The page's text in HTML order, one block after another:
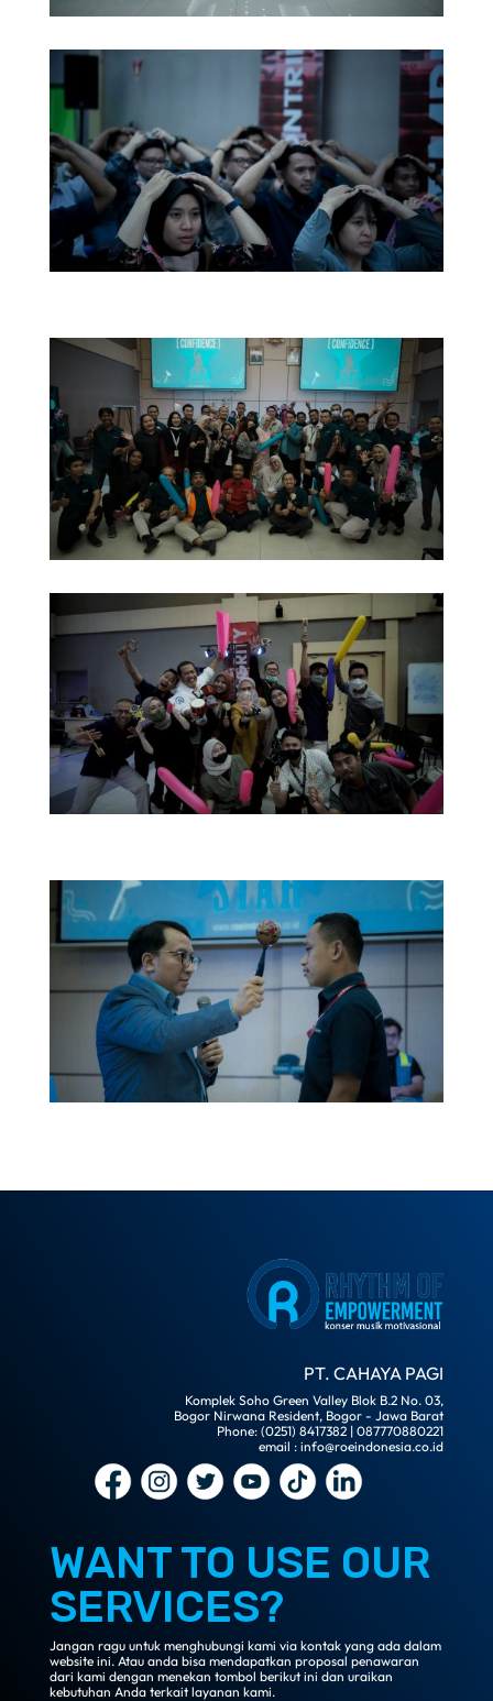
PT. CAHAYA PAGI
Komplek Soho Green Valley Blok B.2 No. 03,
Bogor Nirwana Resident, Bogor - Jawa Barat
Phone: (0251) 8417382 | 087770880221
email : info@roeindonesia.co.id
WANT TO USE OUR
SERVICES?
Jangan ragu untuk menghubungi kami via kontak yang ada dalam
website ini. Atau anda bisa mendapatkan proposal penawaran
dari kami dengan menekan tombol berikut ini dan uraikan
kebutuhan Anda terkait layanan kami.